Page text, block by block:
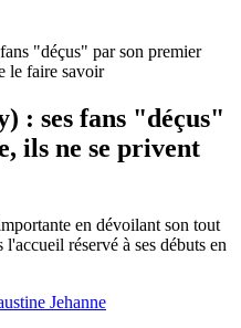
"déçus" par son premier
le faire savoir
: ses fans "déçus"
ils ne se privent
en dévoilant son tout
réservé à ses débuts en
Jehanne